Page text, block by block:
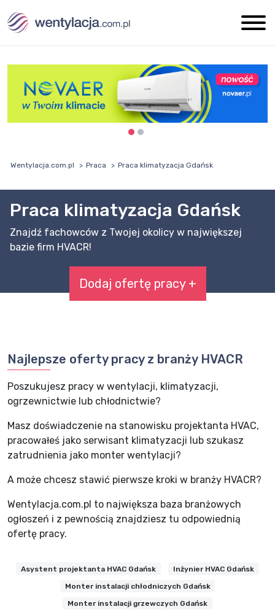
Wentylacja.com.pl Praca Praca klimatyzacja Gdańsk
Praca klimatyzacja Gdańsk
Znajdź fachowców z Twojej okolicy w największej
bazie firm HVACR!
Dodaj ofertę pracy +
Najlepsze oferty pracy z branży HVACR
Poszukujesz pracy w wentylacji, klimatyzacji,
ogrzewnictwie lub chłodnictwie?
Masz doświadczenie na stanowisku projektanta HVAC,
pracowałeś jako serwisant klimatyzacji lub szukasz
zatrudnienia jako monter wentylacji?
A może chcesz stawić pierwsze kroki w branży HVACR?
Wentylacja.com.pl to największa baza branżowych
ogłoszeń i z pewnością znajdziesz tu odpowiednią
ofertę pracy.
Asystent projektanta HVAC Gdańsk Inżynier HVAC Gdańsk
Monter instalacji chłodniczych Gdańsk
Monter instalacji grzewczych Gdańsk